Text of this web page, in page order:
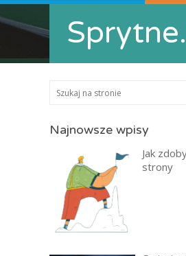
Najnowsze wpisy
Jak
strony